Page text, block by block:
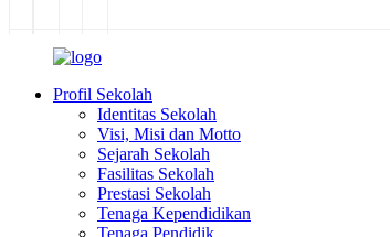
Profil Sekolah
Identitas Sekolah
Visi, Misi dan Motto
Sejarah Sekolah
Fasilitas Sekolah
Prestasi Sekolah
Tenaga Kependidikan
Tenaga Pendidik